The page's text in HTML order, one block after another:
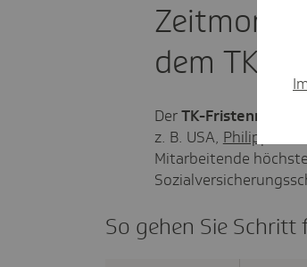
dem TK-
DerTK-Fristenrechner
z. B. USA, Philippinen
Mitarbeitende
So gehen Sie